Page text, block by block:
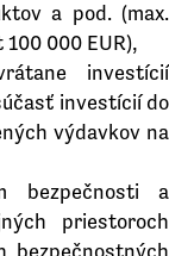
a pod. (max.
000 EUR),
investícií
investícií do
výdavkov na
bezpečnosti a
priestoroch